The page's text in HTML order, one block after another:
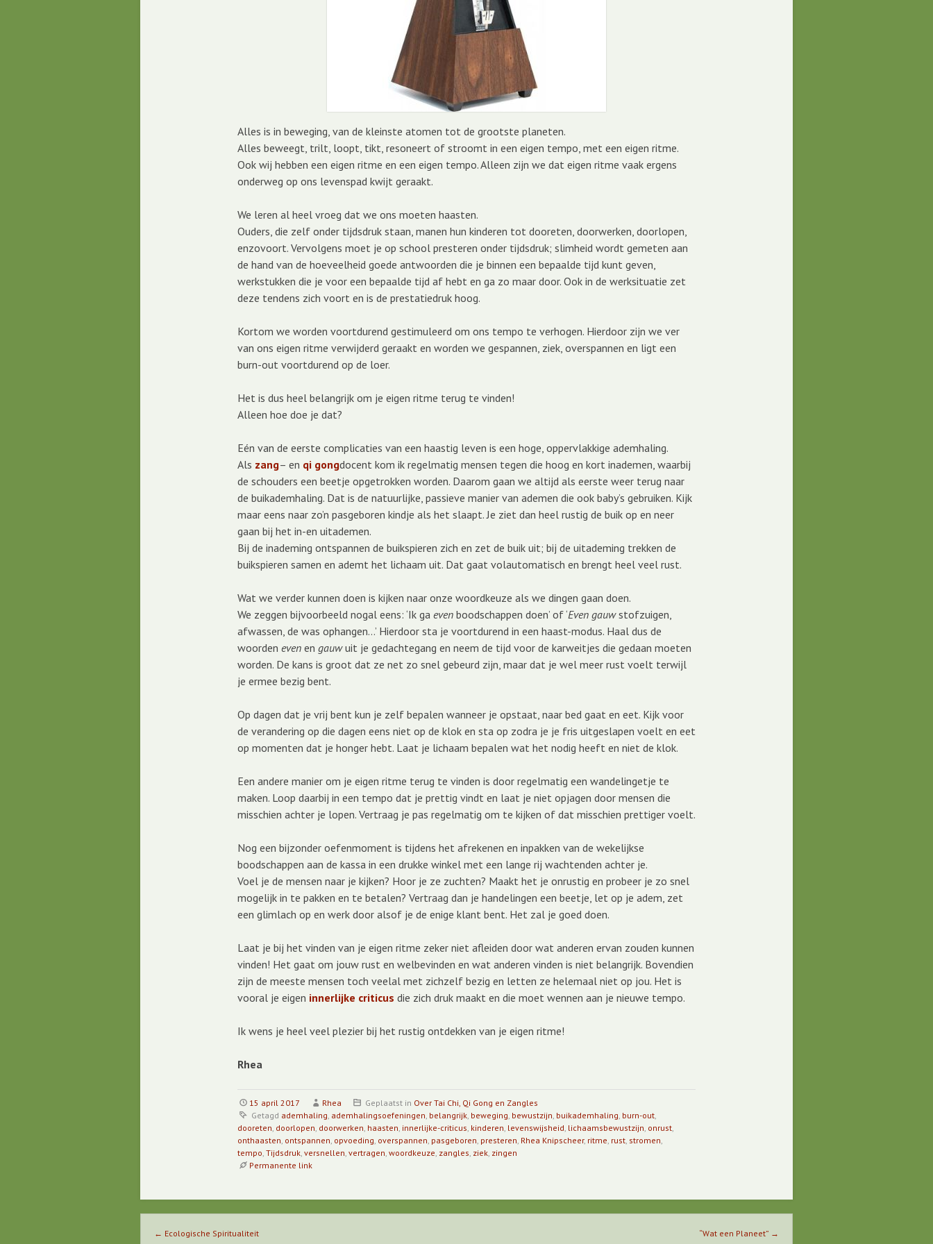
Alles is in beweging, van de kleinste atomen tot de grootste planeten.
Alles beweegt, trilt, loopt, tikt, resoneert of stroomt in een eigen tempo, met een eigen ritme.
Ook wij hebben een eigen ritme en een eigen tempo. Alleen zijn we dat eigen ritme vaak ergens
onderweg op ons levenspad kwijt geraakt.
We leren al heel vroeg dat we ons moeten haasten.
Ouders, die zelf onder tijdsdruk staan, manen hun kinderen tot dooreten, doorwerken, doorlopen,
enzovoort. Vervolgens moet je op school presteren onder tijdsdruk; slimheid wordt gemeten aan
de hand van de hoeveelheid goede antwoorden die je binnen een bepaalde tijd kunt geven,
werkstukken die je voor een bepaalde tijd af hebt en ga zo maar door. Ook in de werksituatie zet
deze tendens zich voort en is de prestatiedruk hoog.
Kortom we worden voortdurend gestimuleerd om ons tempo te verhogen. Hierdoor zijn we ver
van ons eigen ritme verwijderd geraakt en worden we gespannen, ziek, overspannen en ligt een
burn-out voortdurend op de loer.
Het is dus heel belangrijk om je eigen ritme terug te vinden!
Alleen hoe doe je dat?
Eén van de eerste complicaties van een haastig leven is een hoge, oppervlakkige ademhaling.
Als zang– en qi gongdocent kom ik regelmatig mensen tegen die hoog en kort inademen, waarbij
de schouders een beetje opgetrokken worden. Daarom gaan we altijd als eerste weer terug naar
de buikademhaling. Dat is de natuurlijke, passieve manier van ademen die ook baby’s gebruiken. Kijk
maar eens naar zo’n pasgeboren kindje als het slaapt. Je ziet dan heel rustig de buik op en neer
gaan bij het in-en uitademen.
Bij de inademing ontspannen de buikspieren zich en zet de buik uit; bij de uitademing trekken de
buikspieren samen en ademt het lichaam uit. Dat gaat volautomatisch en brengt heel veel rust.
Wat we verder kunnen doen is kijken naar onze woordkeuze als we dingen gaan doen.
We zeggen bijvoorbeeld nogal eens: ‘Ik ga even boodschappen doen’ of ‘Even gauwstofzuigen,
afwassen, de was ophangen…’ Hierdoor sta je voortdurend in een haast-modus. Haal dus de
woorden even en gauwuit je gedachtegang en neem de tijd voor de karweitjes die gedaan moeten
worden. De kans is groot dat ze net zo snel gebeurd zijn, maar dat je wel meer rust voelt terwijl
je ermee bezig bent.
Op dagen dat je vrij bent kun je zelf bepalen wanneer je opstaat, naar bed gaat en eet. Kijk voor
de verandering op die dagen eens niet op de klok en sta op zodra je je fris uitgeslapen voelt en eet
op momenten dat je honger hebt. Laat je lichaam bepalen wat het nodig heeft en niet de klok.
Een andere manier om je eigen ritme terug te vinden is door regelmatig een wandelingetje te
maken. Loop daarbij in een tempo dat je prettig vindt en laat je niet opjagen door mensen die
misschien achter je lopen. Vertraag je pas regelmatig om te kijken of dat misschien prettiger voelt.
Nog een bijzonder oefenmoment is tijdens het afrekenen en inpakken van de wekelijkse
boodschappen aan de kassa in een drukke winkel met een lange rij wachtenden achter je.
Voel je de mensen naar je kijken? Hoor je ze zuchten? Maakt het je onrustig en probeer je zo snel
mogelijk in te pakken en te betalen? Vertraag dan je handelingen een beetje, let op je adem, zet
een glimlach op en werk door alsof je de enige klant bent. Het zal je goed doen.
Laat je bij het vinden van je eigen ritme zeker niet afleiden door wat anderen ervan zouden kunnen
vinden! Het gaat om jouw rust en welbevinden en wat anderen vinden is niet belangrijk. Bovendien
zijn de meeste mensen toch veelal met zichzelf bezig en letten ze helemaal niet op jou. Het is
vooral je eigen innerlijke criticus die zich druk maakt en die moet wennen aan je nieuwe tempo.
Ik wens je heel veel plezier bij het rustig ontdekken van je eigen ritme!
Rhea
15 april 2017 Rhea Geplaatst in Over Tai Chi, Qi Gong en Zangles
Getagd ademhaling, ademhalingsoefeningen, belangrijk, beweging, bewustzijn, buikademhaling, burn-out,
dooreten, doorlopen, doorwerken, haasten, innerlijke-criticus, kinderen, levenswijsheid, lichaamsbewustzijn, onrust,
onthaasten, ontspannen, opvoeding, overspannen, pasgeboren, presteren, Rhea Knipscheer, ritme, rust, stromen,
tempo, Tijdsdruk, versnellen, vertragen, woordkeuze, zangles, ziek, zingen
Permanente link
Berichtnavigatie
← Ecologische Spiritualiteit “Wat een Planeet” →